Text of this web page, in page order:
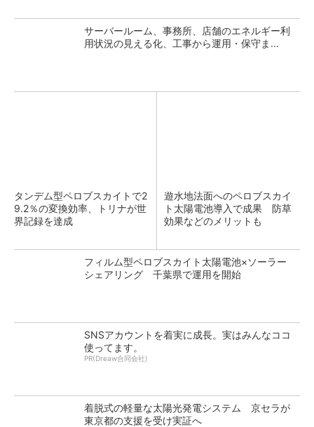
サーバールーム、事務所、店舗のエネルギー利
用状況の見える化、工事から運用・保守ま...
タンデム型ペロブスカイトで2
9.2％の変換効率、トリナが世
界記録を達成
遊水地法面へのペロブスカイ
ト太陽電池導入で成果 防草
効果などのメリットも
フィルム型ペロブスカイト太陽電池×ソーラー
シェアリング 千葉県で運用を開始
SNSアカウントを着実に成長。実はみんなココ
使ってます。
PR(Dreaw合同会社)
着脱式の軽量な太陽光発電システム 京セラが
東京都の支援を受け実証へ